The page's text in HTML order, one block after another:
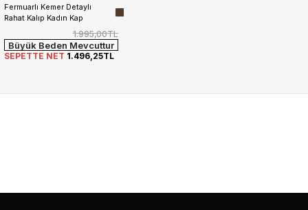
Fermuarlı Kemer Detaylı
Rahat Kalıp Kadın Kap
1.995,00TL
Büyük Beden Mevcuttur
SEPETTE NET 1.496,25TL